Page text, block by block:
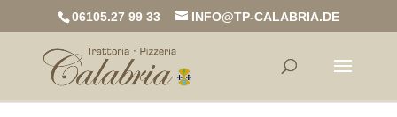
06105.27 99 33 INFO@TP-CALABRIA.DE